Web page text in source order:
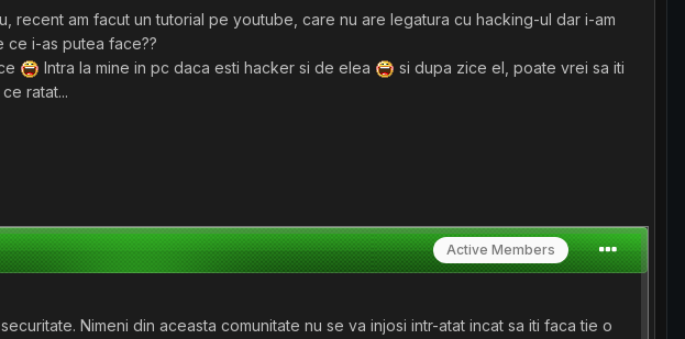
recent am facut un tutorial pe youtube, care nu are legatura cu hacking-ul dar i-am
ce i-as putea face??
Intra la mine in pc daca esti hacker si de elea
si dupa zice el, poate vrei sa iti
ratat...
Active Members
Nimeni din aceasta comunitate nu se va injosi intr-atat incat sa iti faca tie o